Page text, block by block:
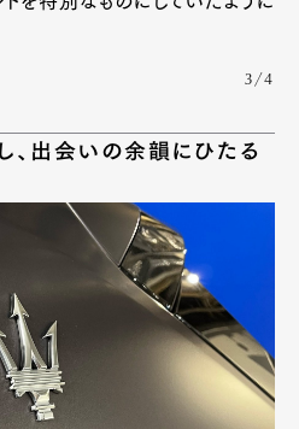
3/4
、出会いの余韻にひたる